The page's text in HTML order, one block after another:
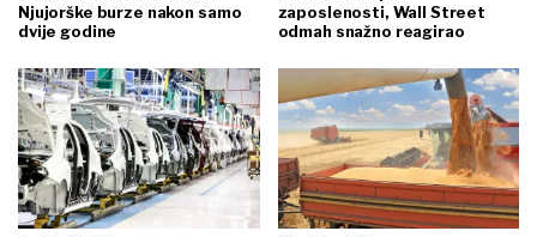
Njujorške burze nakon samo
dvije godine
zaposlenosti, Wall Street
odmah snažno reagirao